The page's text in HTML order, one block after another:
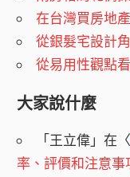
在台灣買房地
從銀髮宅設計
從易用性觀點
大家說什麼
「王立偉」在〈
率、評價和注意事